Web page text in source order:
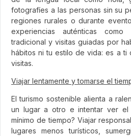
fotografíes a las personas sin su
regiones rurales o durante
experiencias auténticas como
tradicional y visitas guiadas por
hábitos ni tu estilo de vida: es a ti
visitas.
Viajar lentamente y tomarse el
El turismo sostenible alienta a
un lugar a otro e intentar ver el
mínimo de tiempo? Viajar
lugares menos turísticos,